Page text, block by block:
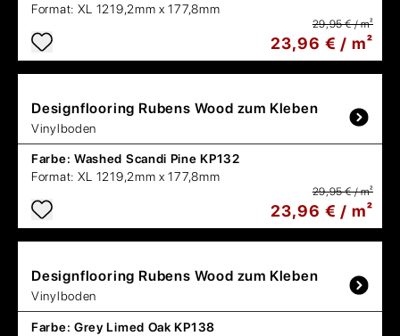
Format: XL 1219,2mm x 177,8mm
29,95 € / m²
23,96 € / m²
Designflooring Rubens Wood zum Kleben
Vinylboden
Farbe: Washed Scandi Pine KP132
Format: XL 1219,2mm x 177,8mm
29,95 € / m²
23,96 € / m²
Designflooring Rubens Wood zum Kleben
Vinylboden
Farbe: Grey Limed Oak KP138